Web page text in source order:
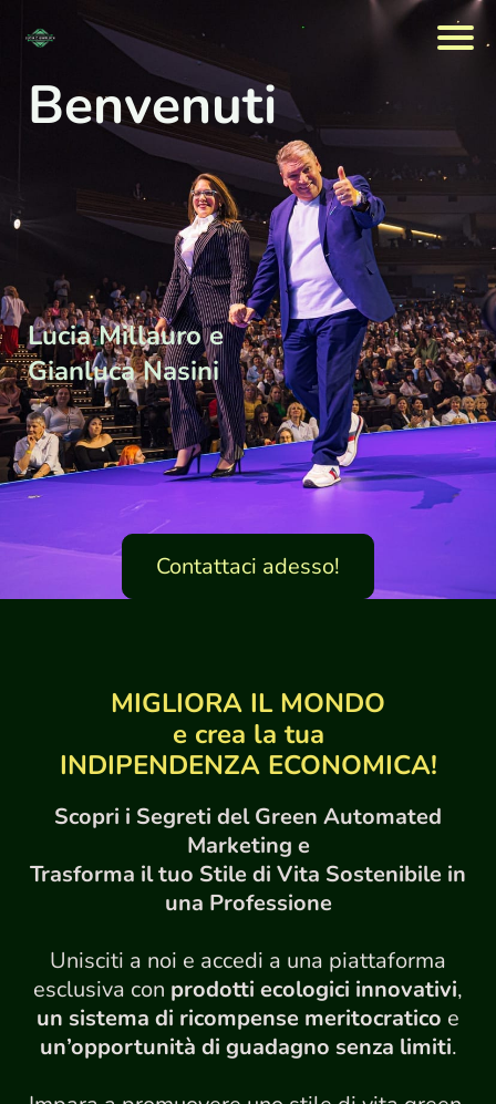
Benvenuti
Lucia Millauro e
Gianluca Nasini
Contattaci adesso!
MIGLIORA IL MONDO
e crea la tua
INDIPENDENZA ECONOMICA!
Scopri i Segreti del Green Automated
Marketing e
Trasforma il tuo Stile di Vita Sostenibile in
una Professione
Unisciti a noi e accedi a una piattaforma
esclusiva con prodotti ecologici innovativi,
un sistema di ricompense meritocratico e
un’opportunità di guadagno senza limiti.